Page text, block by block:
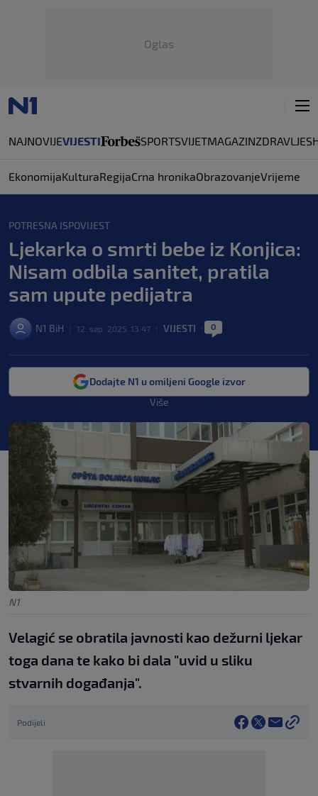
Oglas
NAJNOVIJEVIJESTI SPORTSVIJETMAGAZINZDRAVLJE
EkonomijaKulturaRegijaCrna hronikaObrazovanjeVrijeme
POTRESNA ISPOVIJEST
Ljekarka o smrti bebe iz Konjica:
Nisam odbila sanitet, pratila
sam upute pedijatra
N1 BiH 12. sep. 2025. 13:47 VIJESTI 0
Dodajte N1 u omiljeni Google izvor
Više
N1
Velagić se obratila javnosti kao dežurni ljekar
toga dana te kako bi dala "uvid u sliku
stvarnih događanja".
Podijeli